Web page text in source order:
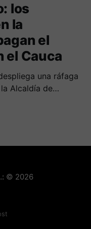
los
la
el
el Cauca
una ráfaga
Alcaldía de
de pesos con el
© 2026